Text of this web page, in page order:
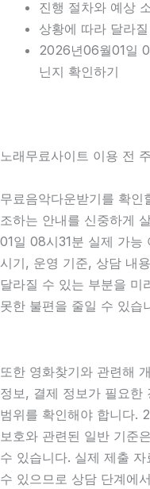
진행 절차와 예상
상황에 따라 달라
2026년06월01일
닌지 확인하기
노래무료사이트 이용 전
무료음악다운받기를 확
조하는 안내를 신중하게
01일 08시31분 실제 가능
시기, 운영 기준, 상담 내
달라질 수 있는 부분을 미
못한 불편을 줄일 수 있습
또한 영화찾기와 관련해
정보, 결제 정보가 필요한
범위를 확인해야 합니다.
보호와 관련된 일반 기준은
수 있습니다. 실제 제출
수 있으므로 상담 단계에